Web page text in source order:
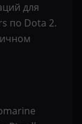
для
по Dota 2.